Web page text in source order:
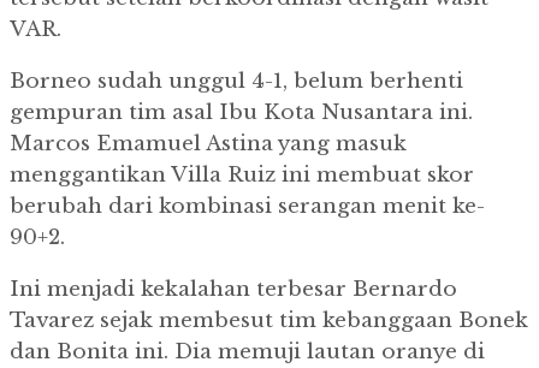
VAR.
Borneo sudah unggul 4-1, belum berhenti
gempuran tim asal Ibu Kota Nusantara ini.
Marcos Emamuel Astina yang masuk
menggantikan Villa Ruiz ini membuat skor
berubah dari kombinasi serangan menit ke-
90+2.
Ini menjadi kekalahan terbesar Bernardo
Tavarez sejak membesut tim kebanggaan Bonek
dan Bonita ini. Dia memuji lautan oranye di